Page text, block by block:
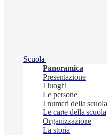
Scuola
Panoramica
Presentazione
I luoghi
Le persone
I numeri della scuola
Le carte della scuola
Organizzazione
La storia